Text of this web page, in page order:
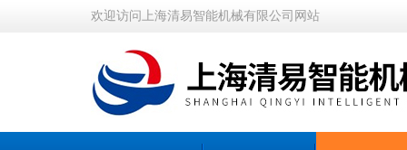
欢迎访问上海清易智能机械有限公司网站